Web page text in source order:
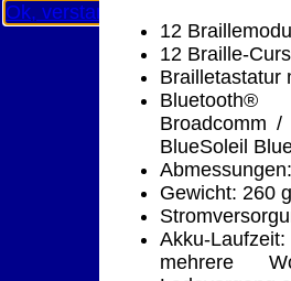
12
12 Braille-
Brailletastatur
Bluetooth®
Broadcomm
BlueSoleil
Gewicht: 260
Akku-
mehrere
Ok, verstanden